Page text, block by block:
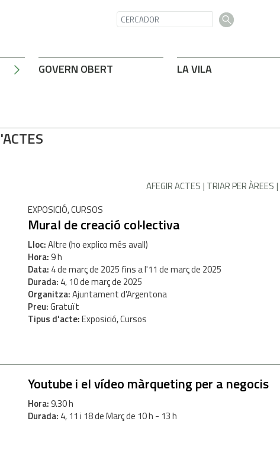
GOVERN OBERT LA VILA
AFEGIR ACTES TRIAR PER ÀREES
EXPOSICIÓ, CURSOS
Mural de creació col·lectiva
Lloc Altre (ho explico més avall)
Hora 9 h
Data 4demarçde 2025 fins a l'11 demarçde 2025
Durada 4, 10 de març de 2025
Organitza Ajuntament d'Argentona
Preu Gratuït
Tipus d'acte Exposició, Cursos
Youtube i el vídeo màrqueting per a negocis
Hora 9.30 h
Durada 4, 11 i 18 de Març de 10 h - 13 h